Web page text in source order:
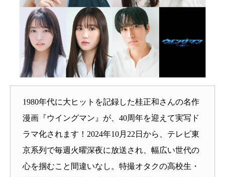
1980年代に大ヒットを記録した桂正和さんの名作
漫画『ウイングマン』が、40周年を迎えて実写ド
ラマ化されます！2024年10月22日から、テレビ東
京系列で毎週火曜深夜に放送され、幅広い世代の
心を掴むこと間違いなし。特撮オタクの高校生・